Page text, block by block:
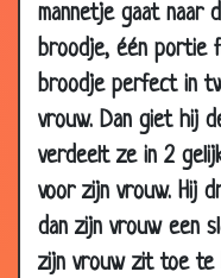
mannetje gaat naar
broodje, één portie
broodje perfect in
vrouw. Dan giet hij
verdeelt ze in 2
voor zijn vrouw. Hij
dan zijn vrouw een
zijn vrouw zit toe te
24 Mar
2010
ABN
24 Mar
2010
Chagrijnig
24 Mar
2010
Karma
24 Mar
2010
Diepe put